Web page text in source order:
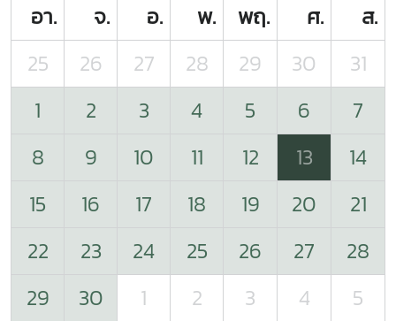
อา.
จ. อ. พ. พฤ. ศ.
ส.
25
26 27 28 29 30
31
1
2 3 4 5 6
7
8
9 10 11 12 13
14
15
16 17 18 19 20
21
22
23 24 25 26 27
28
29
30 1 2 3 4 5